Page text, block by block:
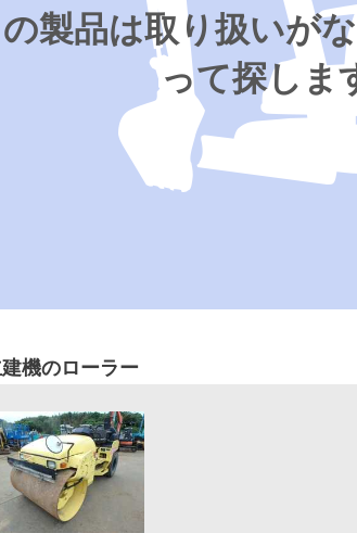
製品は取り扱いが
って探しま
機のローラー